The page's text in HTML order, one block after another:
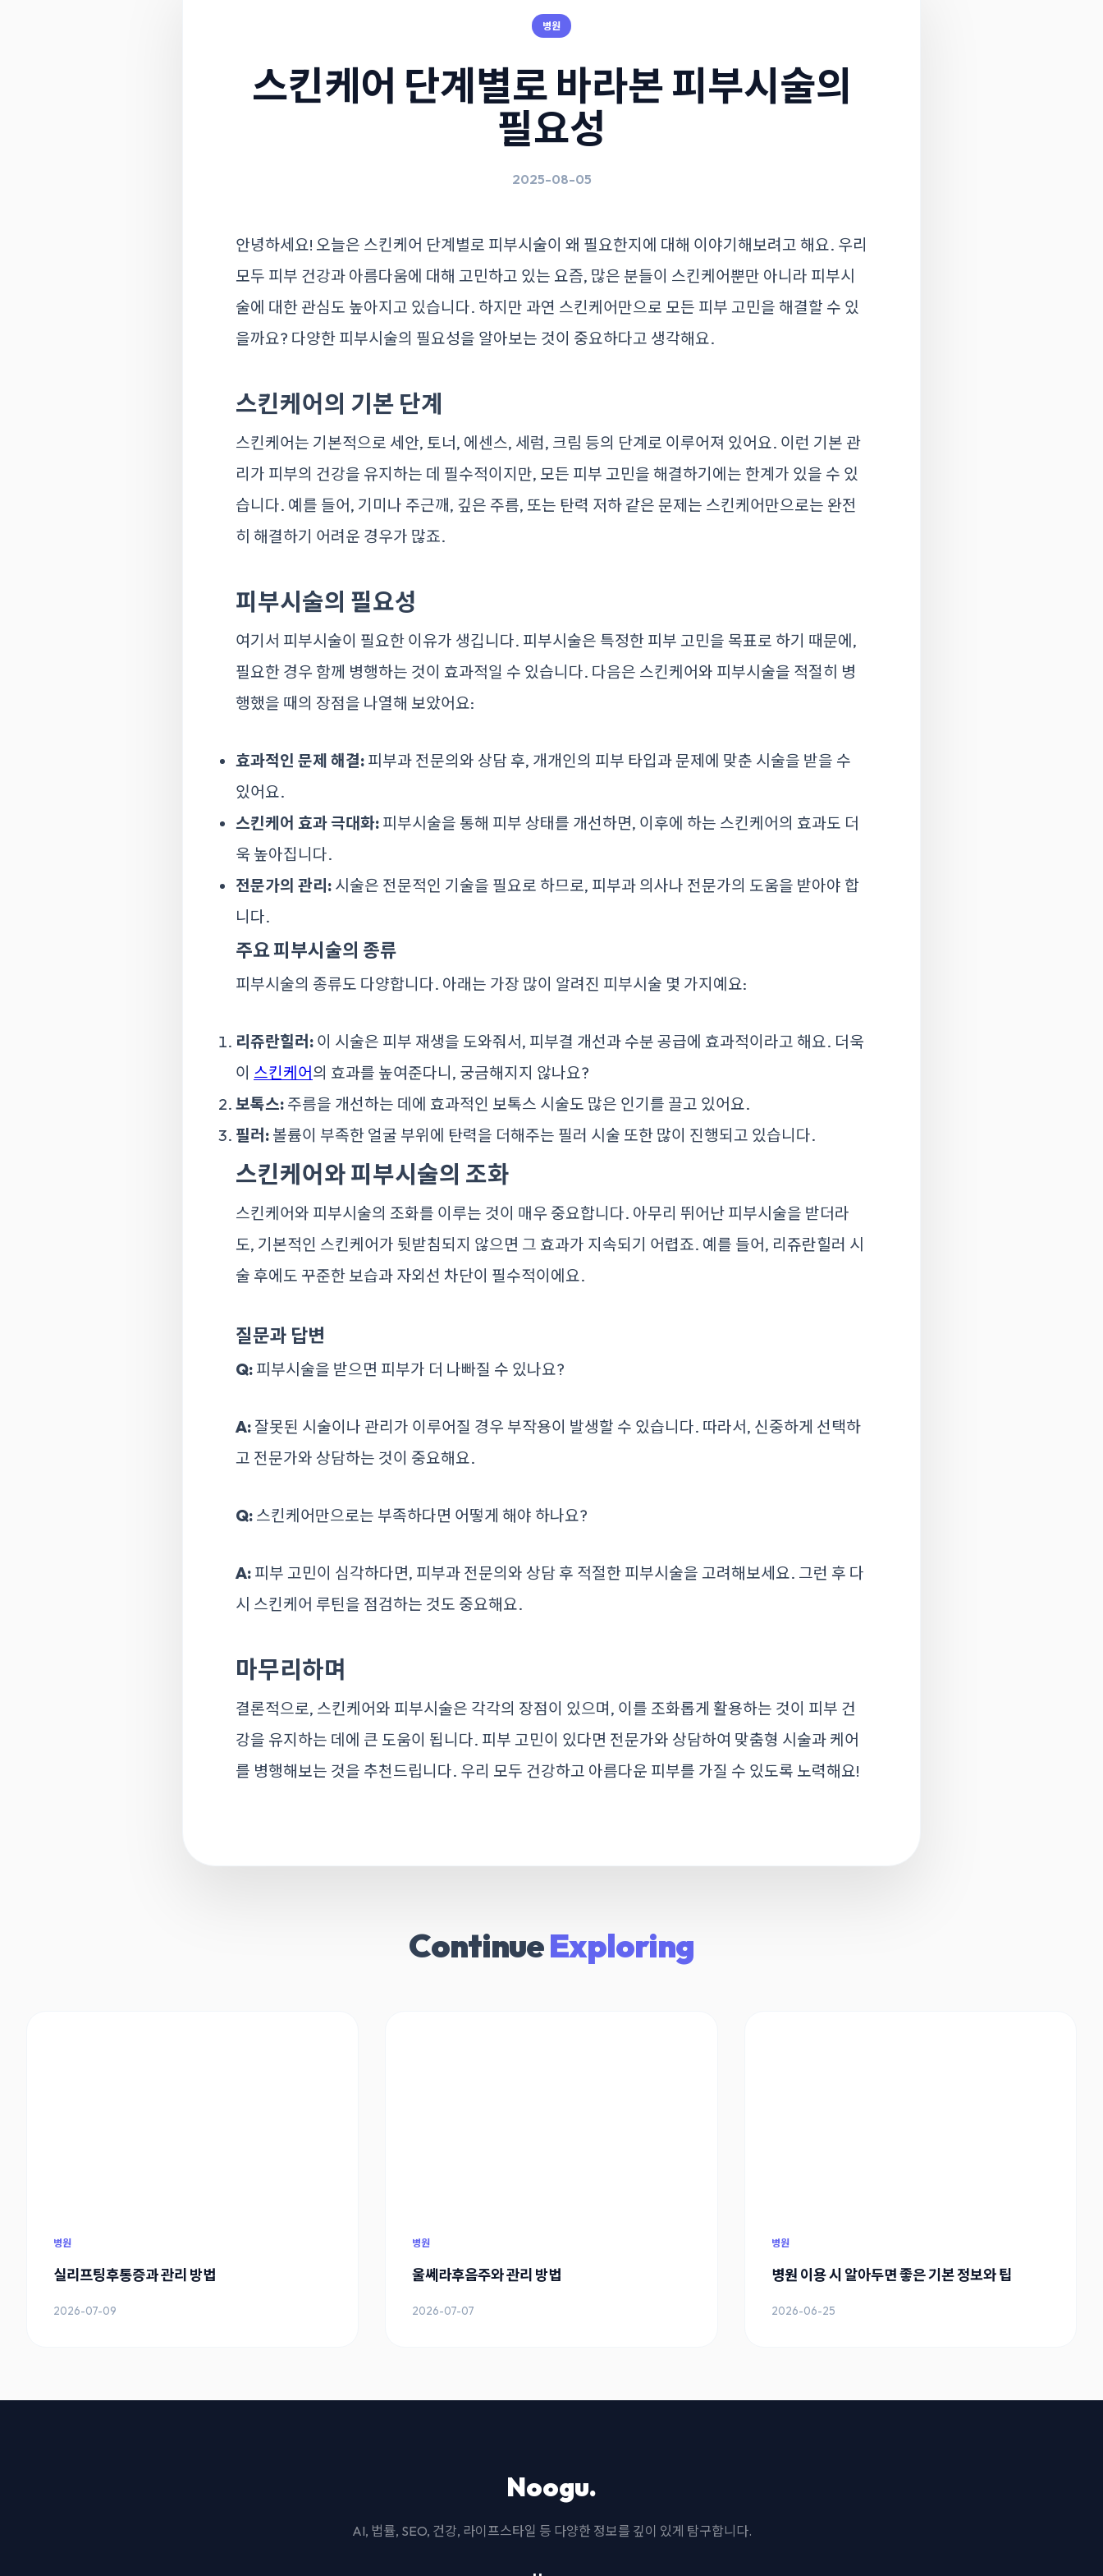
병원
스킨케어 단계별로 바라본 피부시술의
필요성
2025-08-05
안녕하세요! 오늘은 스킨케어 단계별로 피부시술이 왜 필요한지에 대해 이야기해보려고 해요. 우리
모두 피부 건강과 아름다움에 대해 고민하고 있는 요즘, 많은 분들이 스킨케어뿐만 아니라 피부시
술에 대한 관심도 높아지고 있습니다. 하지만 과연 스킨케어만으로 모든 피부 고민을 해결할 수 있
을까요? 다양한 피부시술의 필요성을 알아보는 것이 중요하다고 생각해요.
스킨케어의 기본 단계
스킨케어는 기본적으로 세안, 토너, 에센스, 세럼, 크림 등의 단계로 이루어져 있어요. 이런 기본 관
리가 피부의 건강을 유지하는 데 필수적이지만, 모든 피부 고민을 해결하기에는 한계가 있을 수 있
습니다. 예를 들어, 기미나 주근깨, 깊은 주름, 또는 탄력 저하 같은 문제는 스킨케어만으로는 완전
히 해결하기 어려운 경우가 많죠.
피부시술의 필요성
여기서 피부시술이 필요한 이유가 생깁니다. 피부시술은 특정한 피부 고민을 목표로 하기 때문에,
필요한 경우 함께 병행하는 것이 효과적일 수 있습니다. 다음은 스킨케어와 피부시술을 적절히 병
행했을 때의 장점을 나열해 보았어요:
효과적인 문제 해결: 피부과 전문의와 상담 후, 개개인의 피부 타입과 문제에 맞춘 시술을 받을 수
있어요.
스킨케어 효과 극대화: 피부시술을 통해 피부 상태를 개선하면, 이후에 하는 스킨케어의 효과도 더
욱 높아집니다.
전문가의 관리: 시술은 전문적인 기술을 필요로 하므로, 피부과 의사나 전문가의 도움을 받아야 합
니다.
주요 피부시술의 종류
피부시술의 종류도 다양합니다. 아래는 가장 많이 알려진 피부시술 몇 가지예요:
리쥬란힐러: 이 시술은 피부 재생을 도와줘서, 피부결 개선과 수분 공급에 효과적이라고 해요. 더욱
이 스킨케어의 효과를 높여준다니, 궁금해지지 않나요?
보톡스: 주름을 개선하는 데에 효과적인 보톡스 시술도 많은 인기를 끌고 있어요.
필러: 볼륨이 부족한 얼굴 부위에 탄력을 더해주는 필러 시술 또한 많이 진행되고 있습니다.
스킨케어와 피부시술의 조화
스킨케어와 피부시술의 조화를 이루는 것이 매우 중요합니다. 아무리 뛰어난 피부시술을 받더라
도, 기본적인 스킨케어가 뒷받침되지 않으면 그 효과가 지속되기 어렵죠. 예를 들어, 리쥬란힐러 시
술 후에도 꾸준한 보습과 자외선 차단이 필수적이에요.
질문과 답변
Q: 피부시술을 받으면 피부가 더 나빠질 수 있나요?
A: 잘못된 시술이나 관리가 이루어질 경우 부작용이 발생할 수 있습니다. 따라서, 신중하게 선택하
고 전문가와 상담하는 것이 중요해요.
Q: 스킨케어만으로는 부족하다면 어떻게 해야 하나요?
A: 피부 고민이 심각하다면, 피부과 전문의와 상담 후 적절한 피부시술을 고려해보세요. 그런 후 다
시 스킨케어 루틴을 점검하는 것도 중요해요.
마무리하며
결론적으로, 스킨케어와 피부시술은 각각의 장점이 있으며, 이를 조화롭게 활용하는 것이 피부 건
강을 유지하는 데에 큰 도움이 됩니다. 피부 고민이 있다면 전문가와 상담하여 맞춤형 시술과 케어
를 병행해보는 것을 추천드립니다. 우리 모두 건강하고 아름다운 피부를 가질 수 있도록 노력해요!
ContinueExploring
병원
실리프팅후통증과 관리 방법
2026-07-09
병원
울쎄라후음주와 관리 방법
2026-07-07
병원
병원 이용 시 알아두면 좋은 기본 정보와 팁
2026-06-25
Noogu.
AI, 법률, SEO, 건강, 라이프스타일 등 다양한 정보를 깊이 있게 탐구합니다.